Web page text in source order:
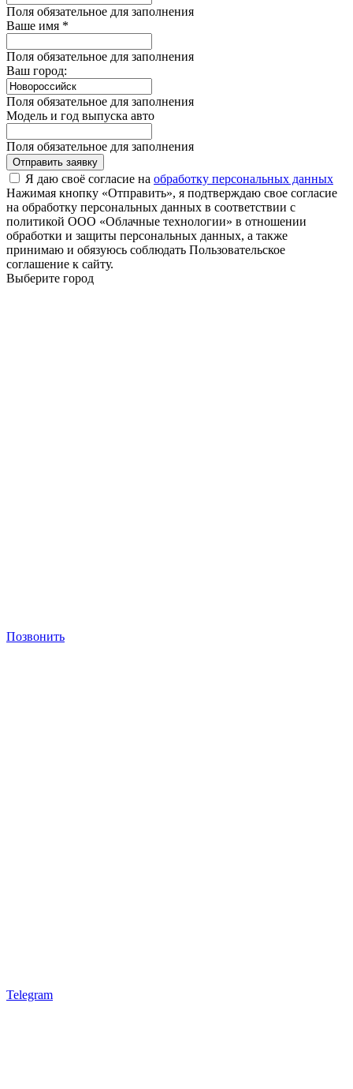
Поля обязательное для заполнения
Ваше имя *
Поля обязательное для заполнения
Ваш город:
Поля обязательное для заполнения
Модель и год выпуска авто
Поля обязательное для заполнения
Отправить заявку
Я даю своё согласие на обработку персональных данных
Нажимая кнопку «Отправить», я подтверждаю свое согласие
на обработку персональных данных в соответствии с
политикой ООО «Облачные технологии» в отношении
обработки и защиты персональных данных, а также
принимаю и обязуюсь соблюдать Пользовательское
соглашение к сайту.
Выберите город
Позвонить
Telegram